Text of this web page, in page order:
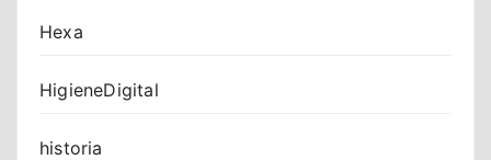
Hexa
HigieneDigital
historia